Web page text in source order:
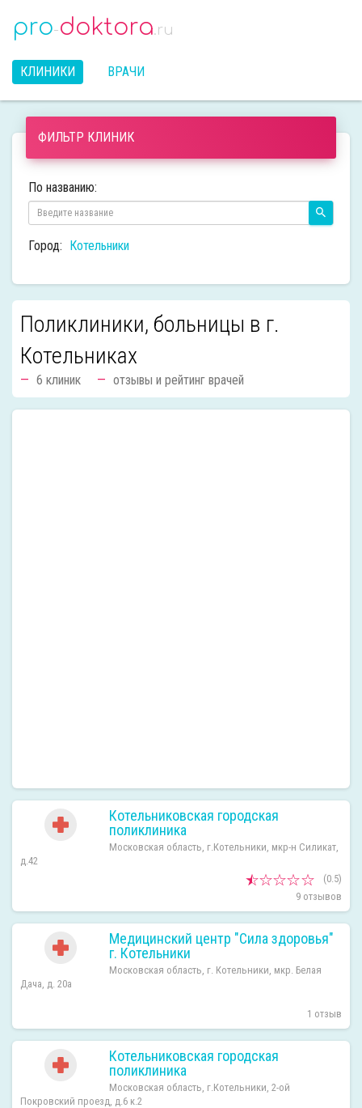
pro-doktora.ru
КЛИНИКИ ВРАЧИ
ФИЛЬТР КЛИНИК
По названию:
Город: Котельники
Поликлиники, больницы в г.
Котельниках
6 клиник отзывы и рейтинг врачей
Котельниковская городская
поликлиника
Московская область, г.Котельники, мкр-н Силикат,
д.42
(0.5)
9 отзывов
Медицинский центр "Сила здоровья"
г. Котельники
Московская область, г. Котельники, мкр. Белая
Дача, д. 20а
1 отзыв
Котельниковская городская
поликлиника
Московская область, г.Котельники, 2-ой
Покровский проезд, д.6 к.2